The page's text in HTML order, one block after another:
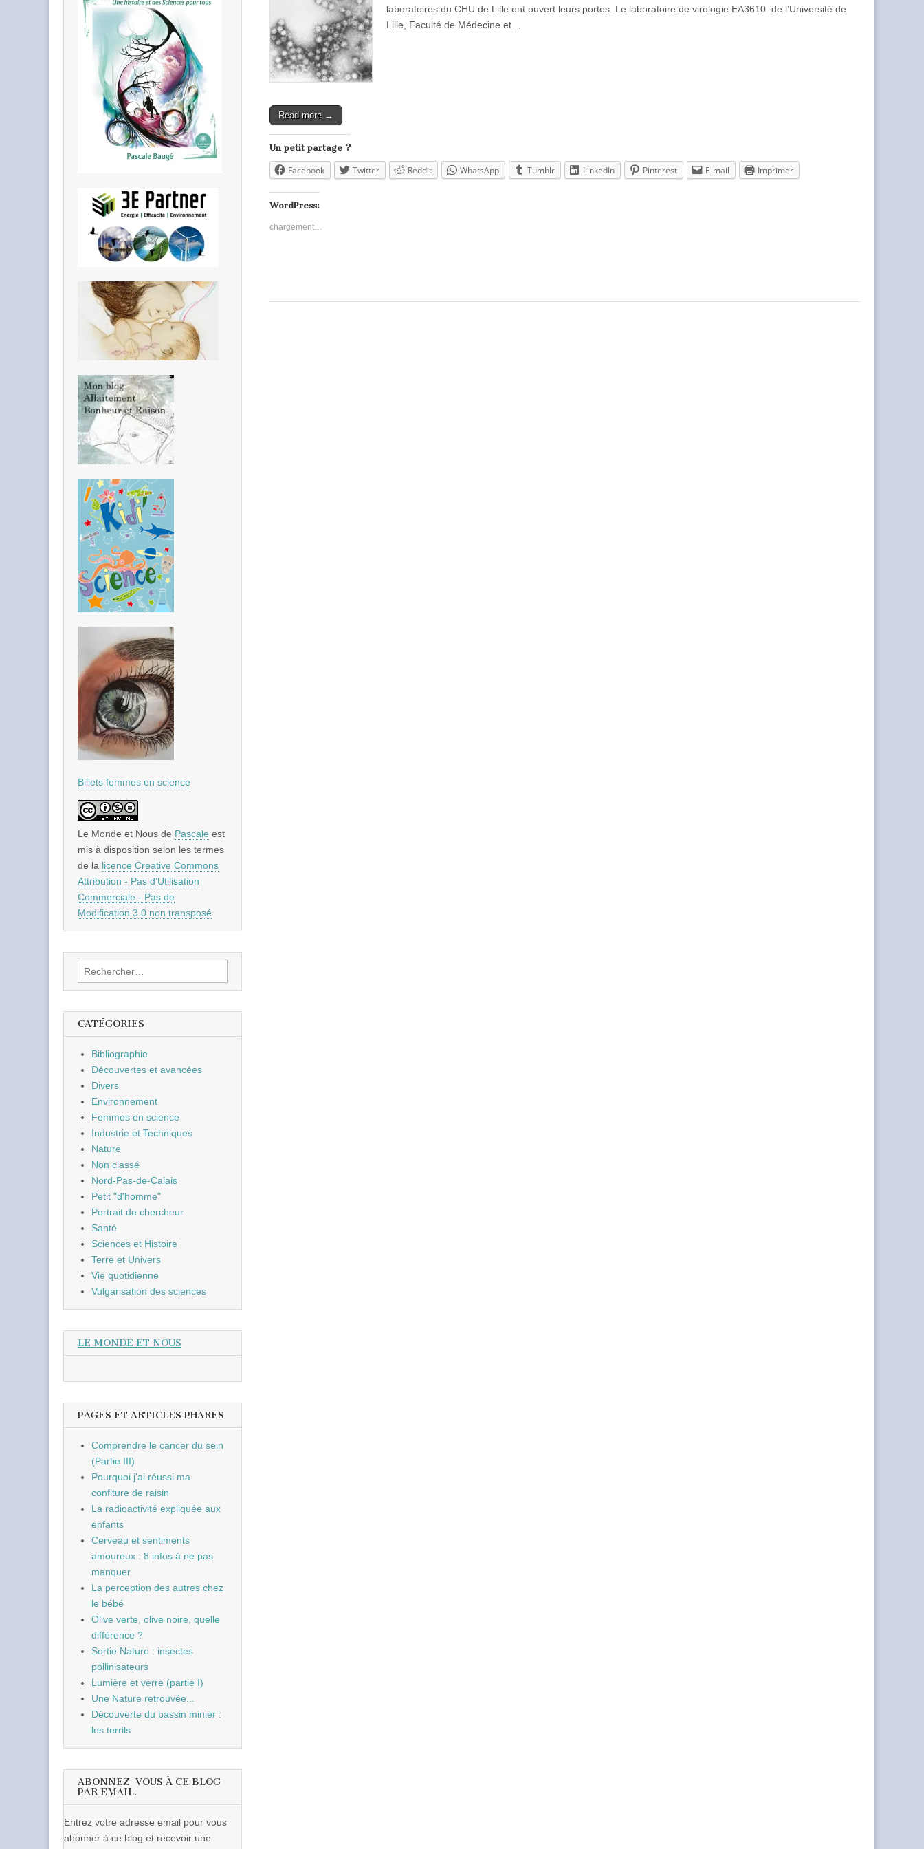
laboratoires du CHU de Lille ont ouvert leurs portes. Le laboratoire de virologie EA3610 de l’Université de
Lille, Faculté de Médecine et…
Read more →
Un petit partage ?
Facebook Twitter Reddit WhatsApp Tumblr LinkedIn Pinterest E-mail Imprimer
WordPress:
chargement…
Billets femmes en science
Le Monde et Nous de Pascale est
mis à disposition selon les termes
de la licence Creative Commons
Attribution - Pas d’Utilisation
Commerciale - Pas de
Modification 3.0 non transposé.
Rechercher :
CATÉGORIES
Bibliographie
Découvertes et avancées
Divers
Environnement
Femmes en science
Industrie et Techniques
Nature
Non classé
Nord-Pas-de-Calais
Petit "d'homme"
Portrait de chercheur
Santé
Sciences et Histoire
Terre et Univers
Vie quotidienne
Vulgarisation des sciences
LE MONDE ET NOUS
PAGES ET ARTICLES PHARES
Comprendre le cancer du sein
(Partie III)
Pourquoi j'ai réussi ma
confiture de raisin
La radioactivité expliquée aux
enfants
Cerveau et sentiments
amoureux : 8 infos à ne pas
manquer
La perception des autres chez
le bébé
Olive verte, olive noire, quelle
différence ?
Sortie Nature : insectes
pollinisateurs
Lumière et verre (partie I)
Une Nature retrouvée...
Découverte du bassin minier :
les terrils
ABONNEZ-VOUS À CE BLOG
PAR EMAIL.
Entrez votre adresse email pour vous
abonner à ce blog et recevoir une